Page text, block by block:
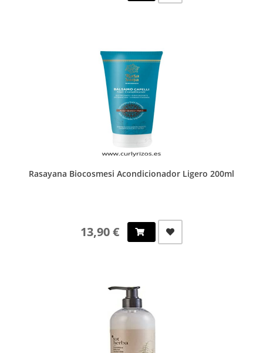
Rasayana Biocosmesi Acondicionador Ligero 200ml
13,90 €